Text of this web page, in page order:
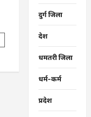
दुर्ग जिला
देश
धमतरी जिला
धर्म-कर्म
प्रदेश